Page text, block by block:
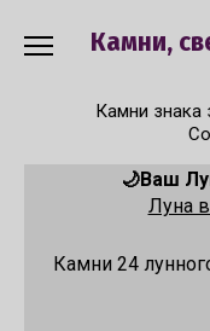
Камни,
Камни знака
🌙Ваш
Луна
Камни 24